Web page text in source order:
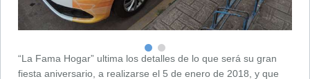
“La Fama Hogar” ultima los detalles de lo que será su gran
fiesta aniversario, a realizarse el 5 de enero de 2018, y que